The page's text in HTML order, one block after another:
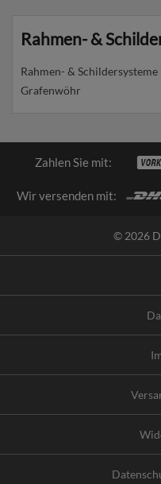
Rahmen- &
Rahmen- &
Grafenwöhr
Zahlen Sie mit:
Wir versenden mit:
© 2026